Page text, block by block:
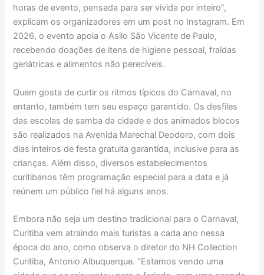
horas de evento, pensada para ser vivida por inteiro”,
explicam os organizadores em um post no Instagram. Em
2026, o evento apoia o Asilo São Vicente de Paulo,
recebendo doações de itens de higiene pessoal, fraldas
geriátricas e alimentos não perecíveis.
Quem gosta de curtir os ritmos típicos do Carnaval, no
entanto, também tem seu espaço garantido. Os desfiles
das escolas de samba da cidade e dos animados blocos
são realizados na Avenida Marechal Deodoro, com dois
dias inteiros de festa gratuita garantida, inclusive para as
crianças. Além disso, diversos estabelecimentos
curitibanos têm programação especial para a data e já
reúnem um público fiel há alguns anos.
Embora não seja um destino tradicional para o Carnaval,
Curitiba vem atraindo mais turistas a cada ano nessa
época do ano, como observa o diretor do NH Collection
Curitiba, Antonio Albuquerque. “Estamos vendo uma